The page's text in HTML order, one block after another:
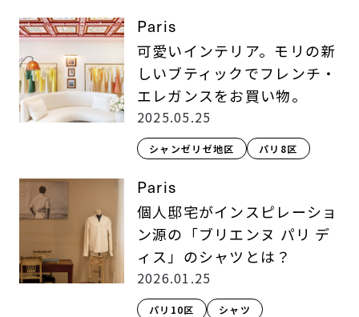
Paris
可愛いインテリア。モリの新
しいブティックでフレンチ・
エレガンスをお買い物。
2025.05.25
シャンゼリゼ地区 パリ8区
Paris
個人邸宅がインスピレーショ
ン源の「ブリエンヌ パリ デ
ィス」のシャツとは？
2026.01.25
パリ10区 シャツ